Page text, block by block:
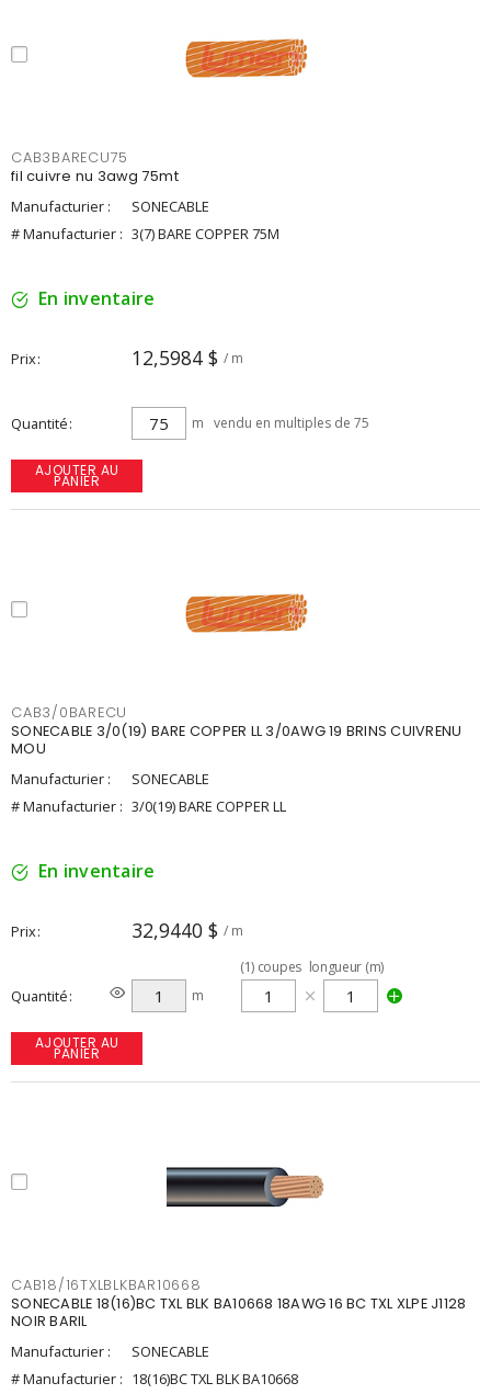
CAB3BARECU75
fil cuivre nu 3awg 75mt
Manufacturier :
SONECABLE
# Manufacturier : 3(7) BARE COPPER 75M
En inventaire
Prix 12,5984 $ / m
Quantité m vendu en multiples de 75
AJOUTER AU
PANIER
CAB3/0BARECU
SONECABLE 3/0(19) BARE COPPER LL 3/0AWG 19 BRINS CUIVRENU
MOU
Manufacturier :
SONECABLE
# Manufacturier : 3/0(19) BARE COPPER LL
En inventaire
Prix 32,9440 $ / m
Quantité m
(1) coupes longueur (m)
AJOUTER AU
PANIER
CAB18/16TXLBLKBAR10668
SONECABLE 18(16)BC TXL BLK BA10668 18AWG 16 BC TXL XLPE J1128
NOIR BARIL
Manufacturier :
SONECABLE
# Manufacturier : 18(16)BC TXL BLK BA10668